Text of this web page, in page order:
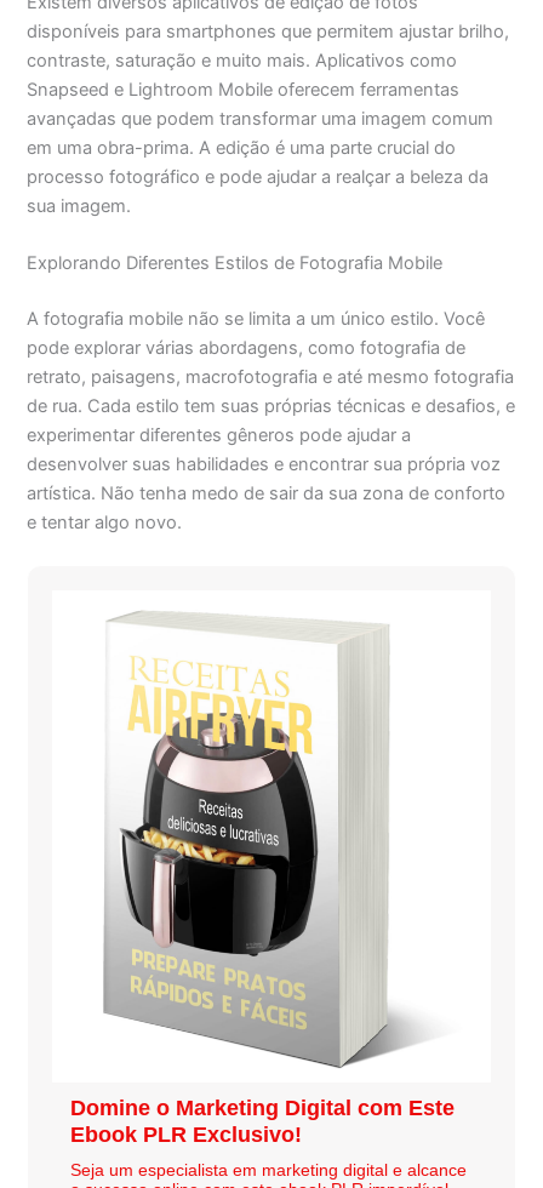
disponíveis para smartphones que permitem ajustar brilho,
contraste, saturação e muito mais. Aplicativos como
Snapseed e Lightroom Mobile oferecem ferramentas
avançadas que podem transformar uma imagem comum
em uma obra-prima. A edição é uma parte crucial do
processo fotográfico e pode ajudar a realçar a beleza da
sua imagem.
Explorando Diferentes Estilos de Fotografia Mobile
A fotografia mobile não se limita a um único estilo. Você
pode explorar várias abordagens, como fotografia de
retrato, paisagens, macrofotografia e até mesmo fotografia
de rua. Cada estilo tem suas próprias técnicas e desafios, e
experimentar diferentes gêneros pode ajudar a
desenvolver suas habilidades e encontrar sua própria voz
artística. Não tenha medo de sair da sua zona de conforto
e tentar algo novo.
Domine o Marketing Digital com Este
Ebook PLR Exclusivo!
Seja um especialista em marketing digital e alcance